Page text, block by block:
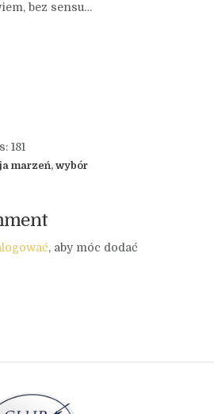
bez sensu…
181
marzeń, wybór
, aby móc dodać